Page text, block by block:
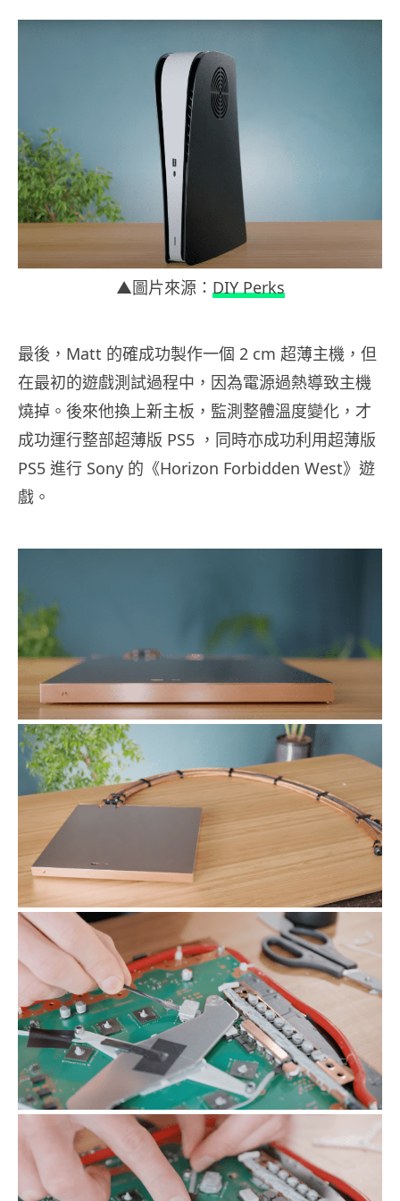
▲圖片來源： DIY Perks
最後，Matt 的確成功製作一個 2 cm 超薄主機，但
在最初的遊戲測試過程中，因為電源過熱導致主機
燒掉。後來他換上新主板，監測整體溫度變化，才
成功運行整部超薄版 PS5 ，同時亦成功利用超薄版
PS5 進行 Sony 的《Horizon Forbidden West》遊
戲。